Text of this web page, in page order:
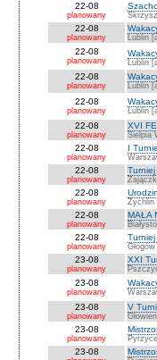
22-08
planowany
22-08
planowany Lublin
22-08
planowany Lublin
22-08
planowany Lublin
22-08
planowany Lublin
22-08
planowany
XVI
Sielpia
22-08
planowany
I
22-08
planowany
Turniej
22-08
planowany Żychlin
22-08
planowany
MAŁA
22-08
planowany
Turniej
23-08
planowany
XXI
23-08
planowany
23-08
planowany
V
23-08
planowany
23-08